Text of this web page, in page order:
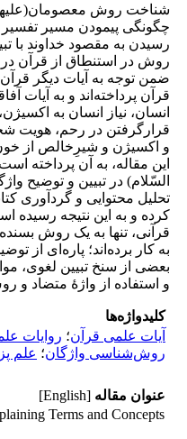
شناخت روش
چگونگی پیمودن مسیر تفسیر
رسیدن به مقصود خداوند با
روش در استنطاق از قرآن در
ضمن توجه به آیات دیگر قرآن
قرآن پرداخته‌اند و به آیات
انسان، نیاز انسان به
قرارگرفتن در رحم، هویت
و اکسیژن و شیرِخالص از خون،
این مقاله، به آن
السّلام) در تبیین و توضیح
تحلیل محتوایی و گردآوری
کرده و به این نتیجه رسیده
قرآنی، تنها به یک روش
به کار برده‌اند؛ پاره‌ای از
بعضی از سنخ تبیین لغوی،
و استفاده از واژهٔ متضاد و
کلیدواژه‌ها
آیات علمی قرآن؛ روایات
روش‌شناسی واژگان؛ علم
عنوان مقاله [English]
Terms and Concepts